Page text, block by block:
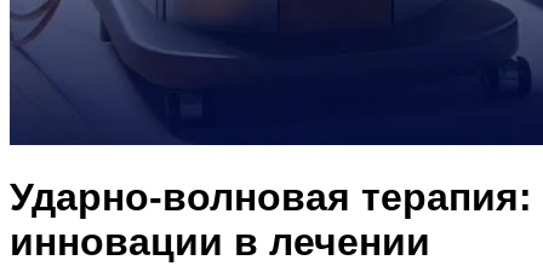
Ударно-волновая терапия:
инновации в лечении